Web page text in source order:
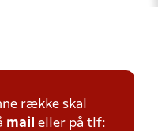
række skal
mail eller på tlf: